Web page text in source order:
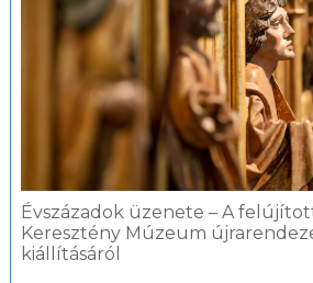
Évszázadok üzenete – A
Keresztény Múzeum
kiállításáról